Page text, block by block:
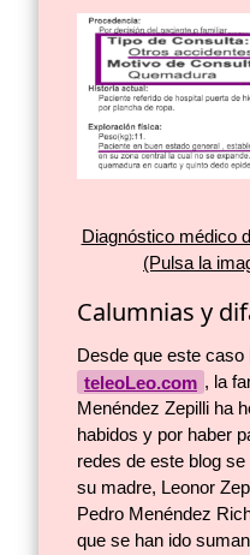
Diagnóstico médico
(Pulsa la
Calumnias y
Desde que este caso
teleoLeo.com , la
Menéndez Zepilli ha
habidos y por haber
redes de este blog
su madre, Leonor
Pedro Menéndez
que se han ido